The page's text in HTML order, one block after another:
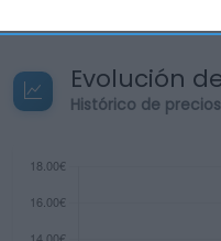
Evolución
Histórico de